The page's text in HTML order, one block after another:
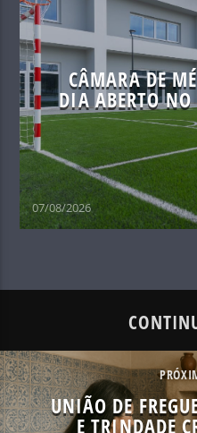
CÂMARA DE
DIA ABERTO NO
07/08/2026
UNIÃO DE
E TRINDADE